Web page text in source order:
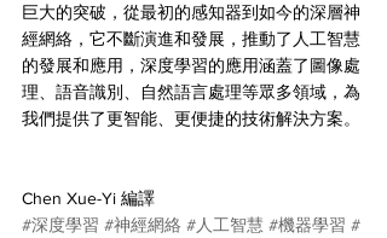
巨大的突破，從最初的感知器到如今的深層神
經網絡，它不斷演進和發展，推動了人工智慧
的發展和應用，深度學習的應用涵蓋了圖像處
理、語音識別、自然語言處理等眾多領域，為
我們提供了更智能、更便捷的技術解決方案。
Chen Xue-Yi 編譯
#深度學習 #神經網絡 #人工智慧 #機器學習 #